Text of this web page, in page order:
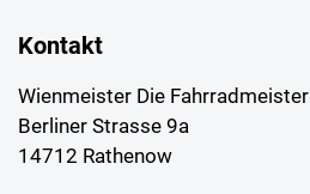
Kontakt
Wienmeister Die Fahrradmeister
Berliner Strasse 9a
14712 Rathenow